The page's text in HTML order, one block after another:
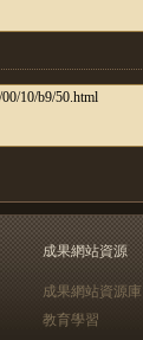
成果網站資源
成果網站資源庫
教育學習